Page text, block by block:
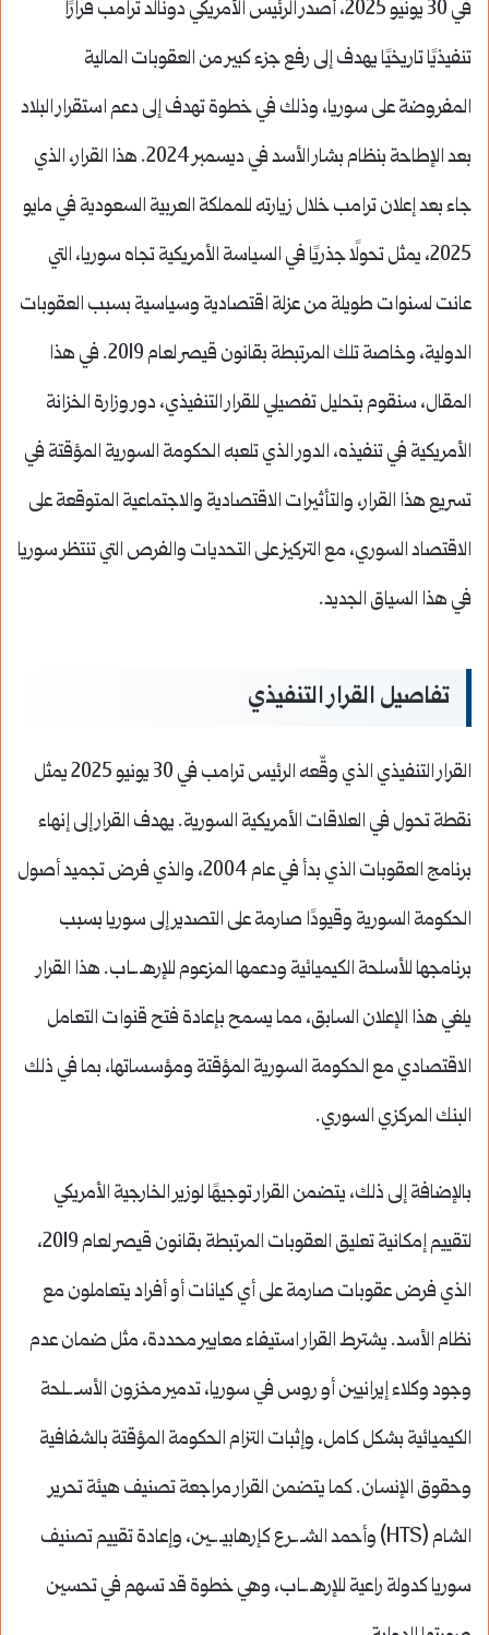
في 30 يونيو 2025، أصدر الرئيس الأمريكي دونالد ترامب قرارًا
تنفيذيًا تاريخيًا يهدف إلى رفع جزء كبير من العقوبات المالية
المفروضة على سوريا، وذلك في خطوة تهدف إلى دعم استقرار البلاد
بعد الإطاحة بنظام بشار الأسد في ديسمبر 2024. هذا القرار، الذي
جاء بعد إعلان ترامب خلال زيارته للمملكة العربية السعودية في مايو
2025، يمثل تحولًا جذريًا في السياسة الأمريكية تجاه سوريا، التي
عانت لسنوات طويلة من عزلة اقتصادية وسياسية بسبب العقوبات
الدولية، وخاصة تلك المرتبطة بقانون قيصر لعام 2019. في هذا
المقال، سنقوم بتحليل تفصيلي للقرار التنفيذي، دور وزارة الخزانة
الأمريكية في تنفيذه، الدور الذي تلعبه الحكومة السورية المؤقتة في
تسريع هذا القرار، والتأثيرات الاقتصادية والاجتماعية المتوقعة على
الاقتصاد السوري، مع التركيز على التحديات والفرص التي تنتظر سوريا
في هذا السياق الجديد.
تفاصيل القرار التنفيذي
القرار التنفيذي الذي وقّعه الرئيس ترامب في 30 يونيو 2025 يمثل
نقطة تحول في العلاقات الأمريكية السورية. يهدف القرار إلى إنهاء
برنامج العقوبات الذي بدأ في عام 2004، والذي فرض تجميد أصول
الحكومة السورية وقيودًا صارمة على التصدير إلى سوريا بسبب
برنامجها للأسلحة الكيميائية ودعمها المزعوم للإرهـ.ـاب. هذا القرار
يلغي هذا الإعلان السابق، مما يسمح بإعادة فتح قنوات التعامل
الاقتصادي مع الحكومة السورية المؤقتة ومؤسساتها، بما في ذلك
البنك المركزي السوري.
بالإضافة إلى ذلك، يتضمن القرار توجيهًا لوزير الخارجية الأمريكي
لتقييم إمكانية تعليق العقوبات المرتبطة بقانون قيصر لعام 2019،
الذي فرض عقوبات صارمة على أي كيانات أو أفراد يتعاملون مع
نظام الأسد. يشترط القرار استيفاء معايير محددة، مثل ضمان عدم
وجود وكلاء إيرانيين أو روس في سوريا، تدمير مخزون الأسـ.ـلحة
الكيميائية بشكل كامل، وإثبات التزام الحكومة المؤقتة بالشفافية
وحقوق الإنسان. كما يتضمن القرار مراجعة تصنيف هيئة تحرير
الشام (HTS) وأحمد الشـ.ـرع كإرهابيـ.ـين، وإعادة تقييم تصنيف
سوريا كدولة راعية للإرهـ.ـاب، وهي خطوة قد تسهم في تحسين